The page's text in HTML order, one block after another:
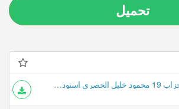
تحميل
السجدة 11 الأحزاب 19 محمود خليل الحصري استوديو تلاوات مجودة